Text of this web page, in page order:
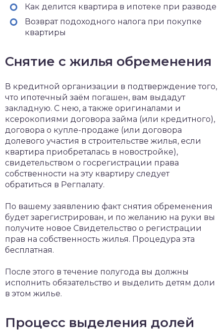
Как делится квартира в ипотеке при разводе
Возврат подоходного налога при покупке
квартиры
Снятие с жилья обременения
В кредитной организации в подтверждение того,
что ипотечный заём погашен, вам выдадут
закладную. С нею, а также оригиналами и
ксерокопиями договора займа (или кредитного),
договора о купле-продаже (или договора
долевого участия в строительстве жилья, если
квартира приобреталась в новостройке),
свидетельством о госрегистрации права
собственности на эту квартиру следует
обратиться в Регпалату.
По вашему заявлению факт снятия обременения
будет зарегистрирован, и по желанию на руки вы
получите новое Свидетельство о регистрации
прав на собственность жилья. Процедура эта
бесплатная.
После этого в течение полугода вы должны
исполнить обязательство и выделить детям доли
в этом жилье.
Процесс выделения долей